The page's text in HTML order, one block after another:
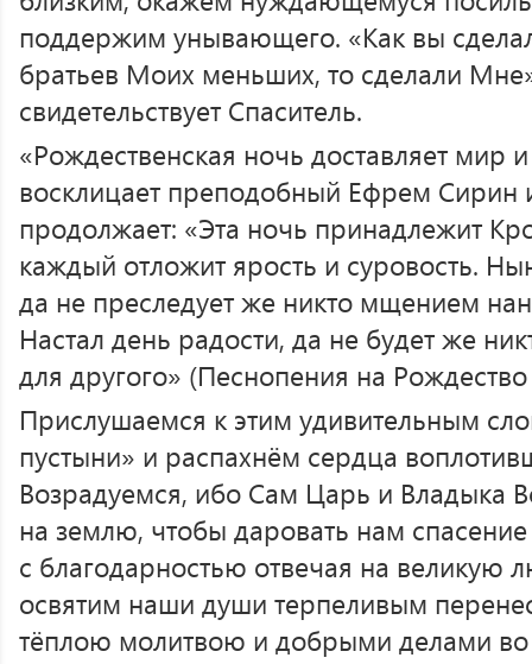
поддержим унывающего. «Как вы
братьев Моих меньших, то сделали
свидетельствует Спаситель.
«Рождественская ночь доставляет мир
восклицает преподобный Ефрем Сирин
продолжает: «Эта ночь принадлежит
каждый отложит ярость и суровость.
да не преследует же никто мщением
Настал день радости, да не будет же
для другого» (Песнопения на
Прислушаемся к этим удивительным
пустыни» и распахнём сердца
Возрадуемся, ибо Сам Царь и Владыка
на землю, чтобы даровать нам
с благодарностью отвечая на великую
освятим наши души терпеливым
тёплою молитвою и добрыми делами